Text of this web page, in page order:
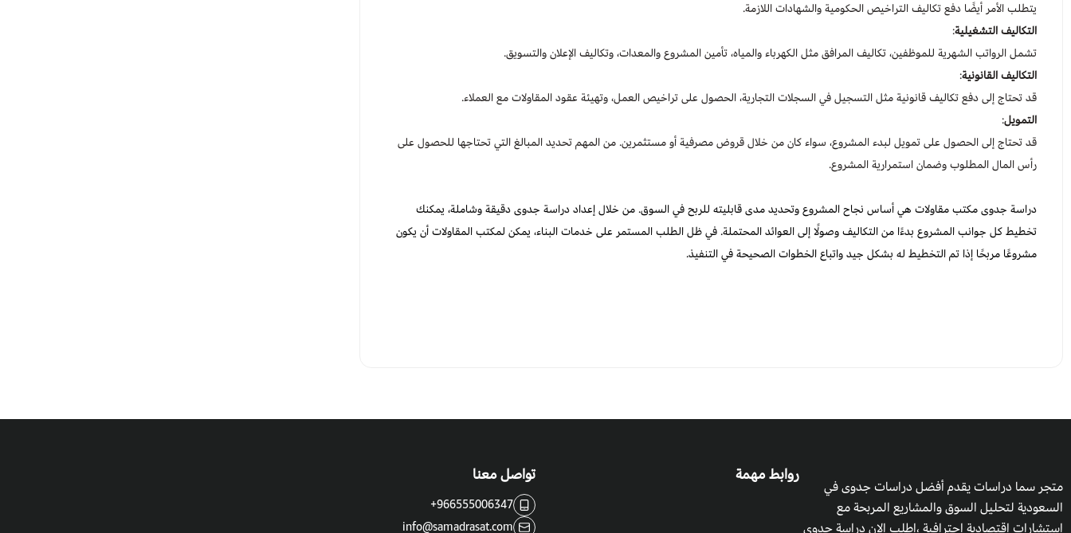
يتطلب الأمر أيضًا دفع تكاليف التراخيص الحكومية والشهادات اللازمة.
التكاليف التشغيلية:
تشمل الرواتب الشهرية للموظفين، تكاليف المرافق مثل الكهرباء والمياه، تأمين المشروع والمعدات، وتكاليف الإعلان والتسويق.
التكاليف القانونية:
قد تحتاج إلى دفع تكاليف قانونية مثل التسجيل في السجلات التجارية، الحصول على تراخيص العمل، وتهيئة عقود المقاولات مع العملاء.
التمويل:
قد تحتاج إلى الحصول على تمويل لبدء المشروع، سواء كان من خلال قروض مصرفية أو مستثمرين. من المهم تحديد المبالغ التي تحتاجها للحصول على
رأس المال المطلوب وضمان استمرارية المشروع.
دراسة جدوى مكتب مقاولات هي أساس نجاح المشروع وتحديد مدى قابليته للربح في السوق. من خلال إعداد دراسة جدوى دقيقة وشاملة، يمكنك
تخطيط كل جوانب المشروع بدءًا من التكاليف وصولًا إلى العوائد المحتملة. في ظل الطلب المستمر على خدمات البناء، يمكن لمكتب المقاولات أن يكون
مشروعًا مربحًا إذا تم التخطيط له بشكل جيد واتباع الخطوات الصحيحة في التنفيذ.
متجر سما دراسات يقدم أفضل دراسات جدوى في
السعودية لتحليل السوق والمشاريع المربحة مع
استشارات اقتصادية احترافية ،اطلب الان دراسة جدوى
روابط مهمة تواصل معنا
+966555006347
info@samadrasat.com